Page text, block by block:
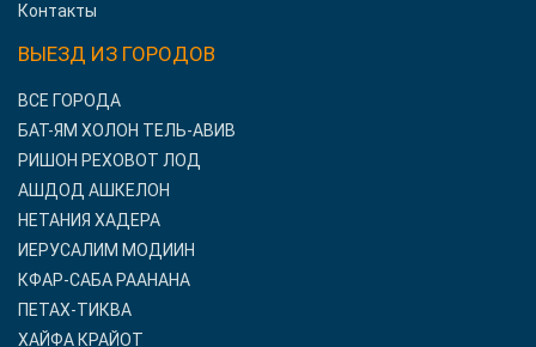
Контакты
ВЫЕЗД ИЗ ГОРОДОВ
ВСЕ ГОРОДА
БАТ-ЯМ ХОЛОН ТЕЛЬ-АВИВ
РИШОН РЕХОВОТ ЛОД
АШДОД АШКЕЛОН
НЕТАНИЯ ХАДЕРА
ИЕРУСАЛИМ МОДИИН
КФАР-САБА РААНАНА
ПЕТАХ-ТИКВА
ХАЙФА КРАЙОТ